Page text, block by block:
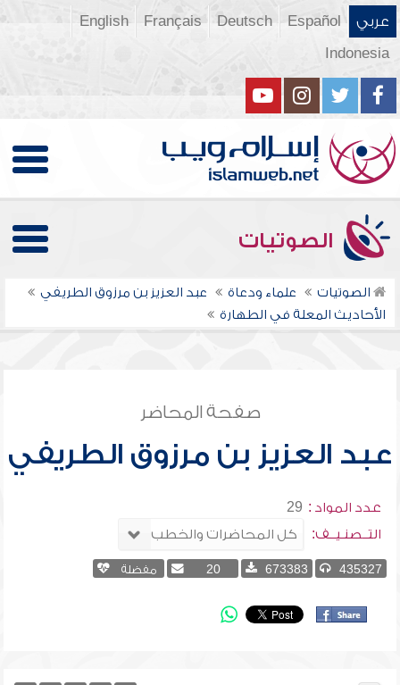
عربي Español
Deutsch
Français
English
Indonesia
الصوتيات
الصوتيات علماء ودعاة
عبد العزيز بن مرزوق الطريفي
الأحاديث المعلة في الطهارة
صفحة المحاضر
عبد العزيز بن مرزوق الطريفي
عدد المواد : 29
التــصنـيــف:
435327
673383
20 مفضلة